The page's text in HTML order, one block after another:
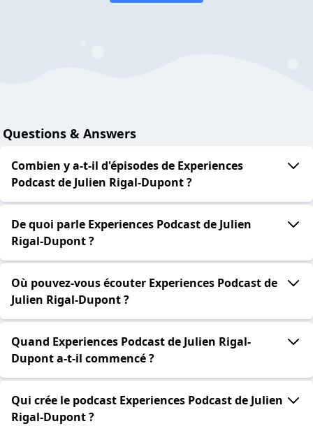
Questions & Answers
Combien y a-t-il d'épisodes de Experiences
Podcast de Julien Rigal-Dupont ?
De quoi parle Experiences Podcast de Julien
Rigal-Dupont ?
Où pouvez-vous écouter Experiences Podcast de
Julien Rigal-Dupont ?
Quand Experiences Podcast de Julien Rigal-
Dupont a-t-il commencé ?
Qui crée le podcast Experiences Podcast de Julien
Rigal-Dupont ?